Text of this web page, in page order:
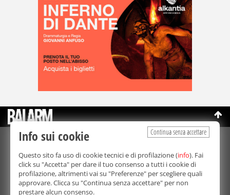
©Copyright 2003-2026
Bmedia Srl- P.IVA 07064240828
La riproduzione totale o parziale di tutti i contenuti, in qualunque
forma, su qualsiasi supporto è proibita.
Balarm.it è una testata giornalistica registrata. Autorizzazione del
Tribunale di Palermo n° 32 del 21/10/2003
Direttore responsabile:
Continua senza accettare
Info sui cookie
Questo sito fa uso di cookie tecnici e di profilazione (info). Fai
click su "Accetta" per dare il tuo consenso a tutti i cookie di
profilazione, altrimenti vai su "Preferenze" per scegliere quali
approvare. Clicca su "Continua senza accettare" per non
prestare alcun consenso.